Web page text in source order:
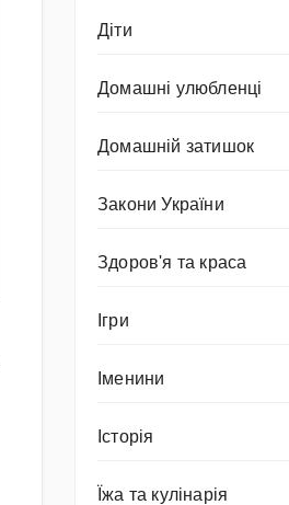
Діти
Домашні улюбленці
Домашній затишок
Закони України
Здоров'я та краса
Ігри
Іменини
Історія
Їжа та кулінарія